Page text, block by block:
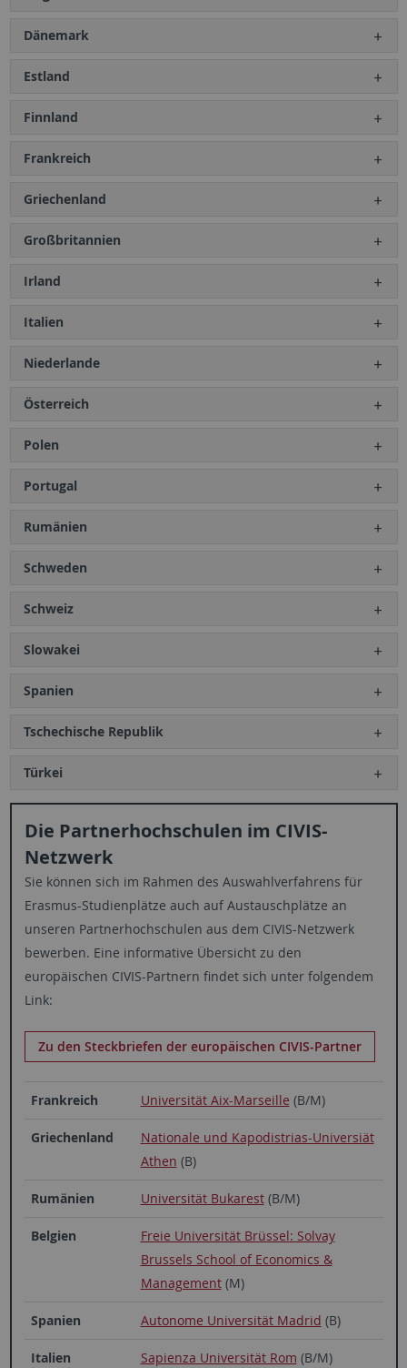
Dänemark
Estland
Finnland
Frankreich
Griechenland
Großbritannien
Irland
Italien
Niederlande
Österreich
Polen
Portugal
Rumänien
Schweden
Schweiz
Slowakei
Spanien
Tschechische Republik
Türkei
Die Partnerhochschulen im CIVIS-
Netzwerk
Sie können sich im Rahmen des Auswahlverfahrens für
Erasmus-Studienplätze auch auf Austauschplätze an
unseren Partnerhochschulen aus dem CIVIS-Netzwerk
bewerben. Eine informative Übersicht zu den
europäischen CIVIS-Partnern findet sich unter folgendem
Link:
Zu den Steckbriefen der europäischen CIVIS-Partner
Frankreich Universität Aix-Marseille (B/M)
Griechenland
Nationale und Kapodistrias-Universiät
Athen (B)
Rumänien Universität Bukarest(B/M)
Belgien
Freie Universität Brüssel: Solvay
Brussels School of Economics &
Management(M)
Spanien Autonome Universität Madrid (B)
Italien Sapienza Universität Rom (B/M)